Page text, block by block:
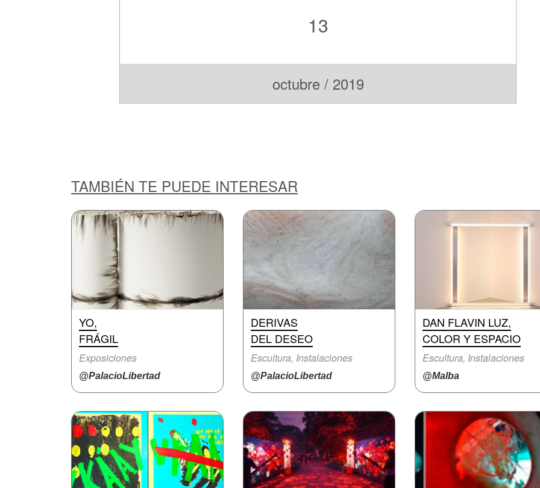
13
octubre / 2019
TAMBIÉN TE PUEDE INTERESAR
YO,
FRÁGIL
Exposiciones
@PalacioLibertad
DERIVAS
DEL DESEO
Escultura, Instalaciones
@PalacioLibertad
DAN FLAVIN LUZ,
COLOR Y ESPACIO
Escultura, Instalaciones
@Malba